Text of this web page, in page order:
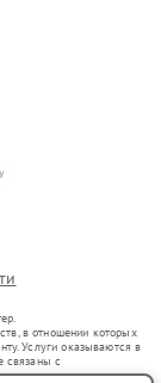
в отношении которых
Услуги оказываются в
связаны с